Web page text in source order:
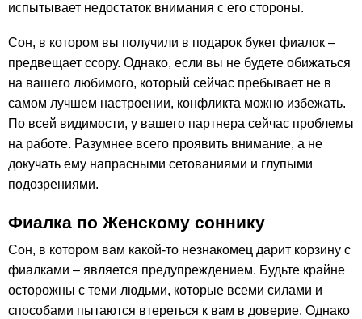
испытывает недостаток внимания с его стороны.
Сон, в котором вы получили в подарок букет фиалок –
предвещает ссору. Однако, если вы не будете обижаться
на вашего любимого, который сейчас пребывает не в
самом лучшем настроении, конфликта можно избежать.
По всей видимости, у вашего партнера сейчас проблемы
на работе. Разумнее всего проявить внимание, а не
докучать ему напрасными сетованиями и глупыми
подозрениями.
Фиалка по Женскому соннику
Сон, в котором вам какой-то незнакомец дарит корзину с
фиалками – является предупреждением. Будьте крайне
осторожны с теми людьми, которые всеми силами и
способами пытаются втереться к вам в доверие. Однако